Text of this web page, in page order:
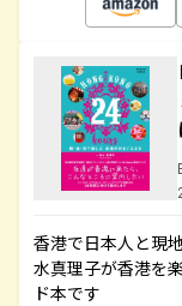
香港で日本人と現
水真理子が香港を
ド本です